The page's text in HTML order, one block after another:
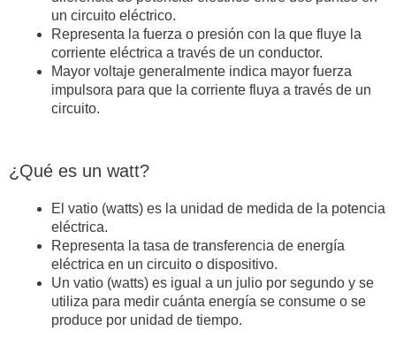
un circuito eléctrico.
Representa la fuerza o presión con la que fluye la
corriente eléctrica a través de un conductor.
Mayor voltaje generalmente indica mayor fuerza
impulsora para que la corriente fluya a través de un
circuito.
¿Qué es un watt?
El vatio (watts) es la unidad de medida de la potencia
eléctrica.
Representa la tasa de transferencia de energía
eléctrica en un circuito o dispositivo.
Un vatio (watts) es igual a un julio por segundo y se
utiliza para medir cuánta energía se consume o se
produce por unidad de tiempo.